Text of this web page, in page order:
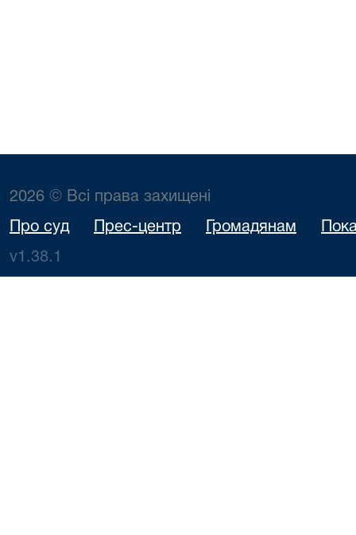
2026 © Всі права захищені
Про суд Прес-центр Громадянам
v1.38.1